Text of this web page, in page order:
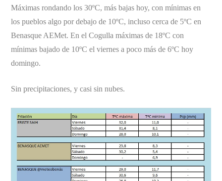
Máximas rondando los 30ºC, más bajas hoy, con mínimas en
los pueblos algo por debajo de 10ºC, incluso cerca de 5ºC en
Benasque AEMet. En el Cogulla máximas de 18ºC con
mínimas bajado de 10ºC el viernes a poco más de 6ºC hoy
domingo.
Sin precipitaciones, y casi sin nubes.